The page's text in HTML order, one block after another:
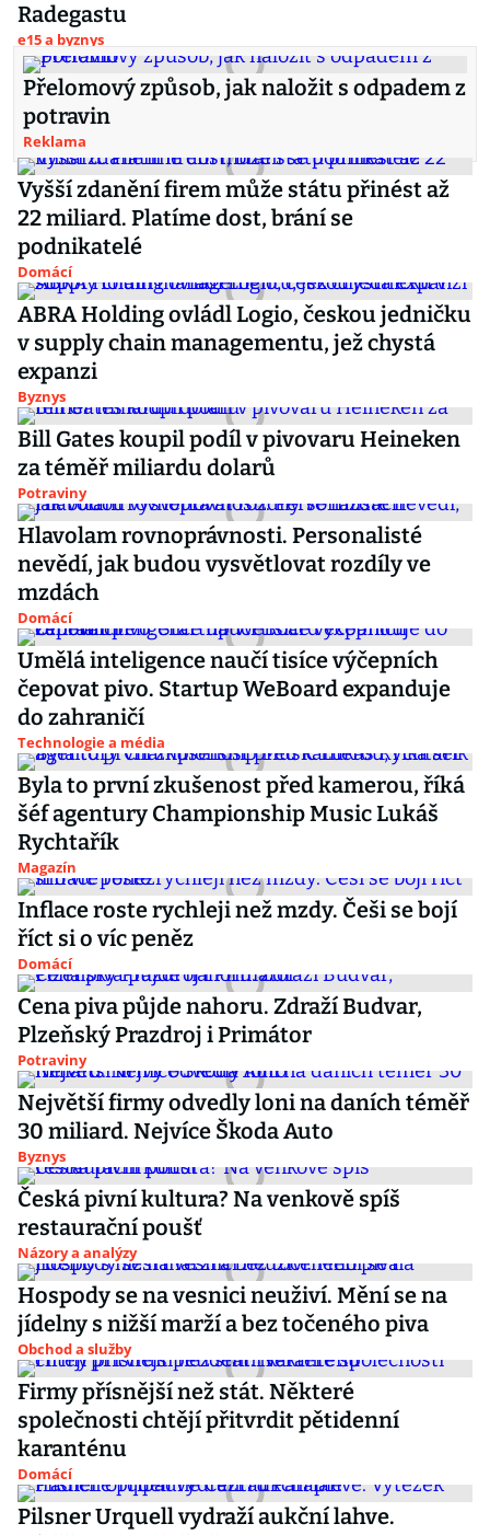
Radegastu
e15 a byznys
Přelomový způsob, jak naložit s odpadem z
potravin
Reklama
Vyšší zdanění firem může státu přinést až
22 miliard. Platíme dost, brání se
podnikatelé
Domácí
ABRA Holding ovládl Logio, českou jedničku
v supply chain managementu, jež chystá
expanzi
Byznys
Bill Gates koupil podíl v pivovaru Heineken
za téměř miliardu dolarů
Potraviny
Hlavolam rovnoprávnosti. Personalisté
nevědí, jak budou vysvětlovat rozdíly ve
mzdách
Domácí
Umělá inteligence naučí tisíce výčepních
čepovat pivo. Startup WeBoard expanduje
do zahraničí
Technologie a média
Byla to první zkušenost před kamerou, říká
šéf agentury Championship Music Lukáš
Rychtařík
Magazín
Inflace roste rychleji než mzdy. Češi se bojí
říct si o víc peněz
Domácí
Cena piva půjde nahoru. Zdraží Budvar,
Plzeňský Prazdroj i Primátor
Potraviny
Největší firmy odvedly loni na daních téměř
30 miliard. Nejvíce Škoda Auto
Byznys
Česká pivní kultura? Na venkově spíš
restaurační poušť
Názory a analýzy
Hospody se na vesnici neuživí. Mění se na
jídelny s nižší marží a bez točeného piva
Obchod a služby
Firmy přísnější než stát. Některé
společnosti chtějí přitvrdit pětidenní
karanténu
Domácí
Pilsner Urquell vydraží aukční lahve.